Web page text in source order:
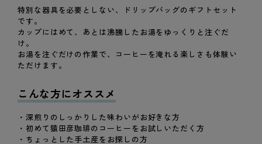
ブ
レ
ン
ド
の
量
減
ら
ブ
ン
ド
量
増
や
特別な器具を必要としない、ドリップバッグのギフトセット
です。
カップにはめて、あとは沸騰したお湯をゆっくりと注ぐだ
け。
お湯を注ぐだけの作業で、コーヒーを淹れる楽しさも体験い
ただけます。
こんな方にオススメ
・深煎りのしっかりした味わいがお好きな方
・初めて猿田彦珈琲のコーヒーをお試しいただく方
・ちょっとした手土産をお探しの方